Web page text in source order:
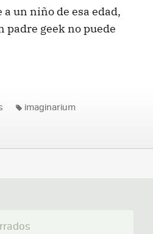
un niño de esa edad,
padre geek no puede
imaginarium